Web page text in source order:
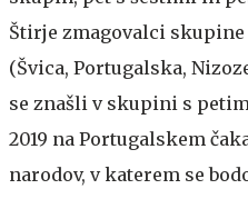
Štirje zmagovalci
(Švica, Portugalska,
se znašli v skupini s
2019 na Portugalskem
narodov, v katerem se